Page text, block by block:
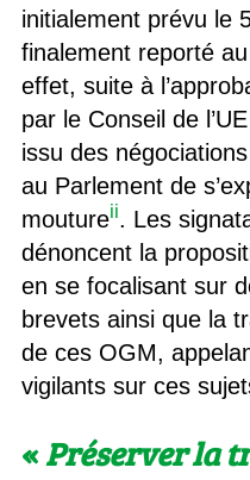
initialement prévu le
finalement reporté
effet, suite à
par le Conseil de
issu des
au Parlement de
moutureii. Les
dénoncent la
en se focalisant sur
brevets ainsi que la
de ces OGM,
vigilants sur ces
«Préserver la